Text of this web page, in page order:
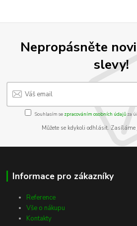
Nepropásněte
slevy!
Souhlasím se zpracováním osobních údajůza
Můžete se kdykoli odhlásit.
Informace pro zákazníky
Reference
Vše o nákupu
Kontakty